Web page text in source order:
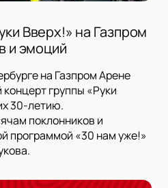
Вверх!» на Газпром
и эмоций
на Газпром Арене
группы «Руки
30-летию.
поклонников и
программой «30 нам уже!»